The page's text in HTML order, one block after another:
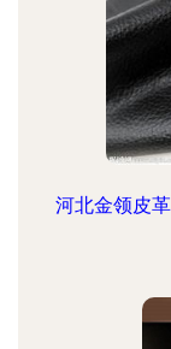
河北金领皮